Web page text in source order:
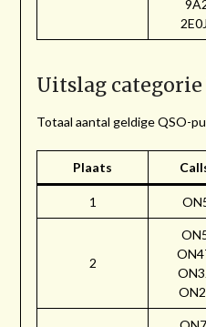
Uitslag
Totaal aantal geldige QSO-
Plaats
1
2